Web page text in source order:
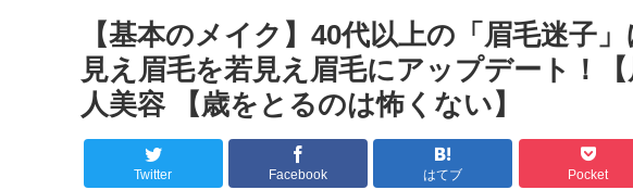
【基本のメイク】40代以上の「眉毛迷子
見え眉毛を若見え眉毛にアップデート！
人美容 【歳をとるのは怖くない】
Twitter Facebook はてブ Pocket